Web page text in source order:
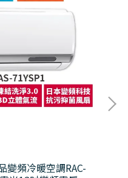
變頻冷暖空調RAC-